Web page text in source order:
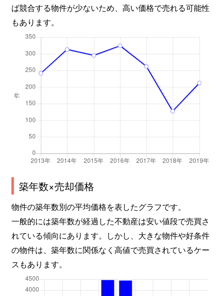
ば競合する物件が少ないため、高い価格で売れる可能性
もあります。
築年数×売却価格
物件の築年数別の平均価格を表したグラフです。
一般的には築年数が経過した不動産は安い値段で売買さ
れている傾向にあります。しかし、大きな物件や好条件
の物件は、築年数に関係なく高値で売買されているケー
スもあります。